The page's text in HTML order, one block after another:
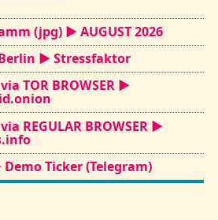
(jpg) ► AUGUST 2026
► Stressfaktor
TOR BROWSER ►
REGULAR BROWSER ►
Ticker (Telegram)